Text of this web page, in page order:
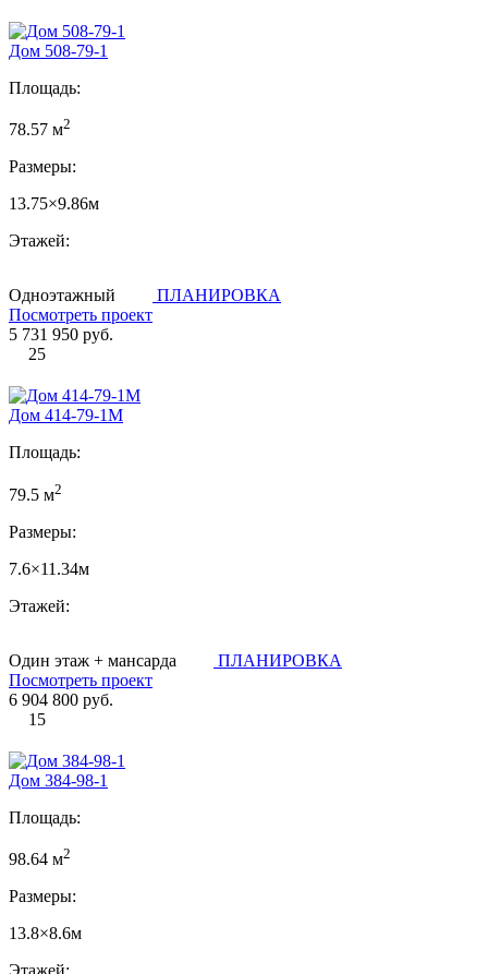
Дом 508-79-1
Площадь:
78.57 м2
Размеры:
13.75×9.86м
Этажей:
Одноэтажный
ПЛАНИРОВКА
Посмотреть проект
5 731 950 руб.
25
Дом 414-79-1М
Площадь:
79.5 м2
Размеры:
7.6×11.34м
Этажей:
Один этаж + мансарда
ПЛАНИРОВКА
Посмотреть проект
6 904 800 руб.
15
Дом 384-98-1
Площадь:
98.64 м2
Размеры:
13.8×8.6м
Этажей: